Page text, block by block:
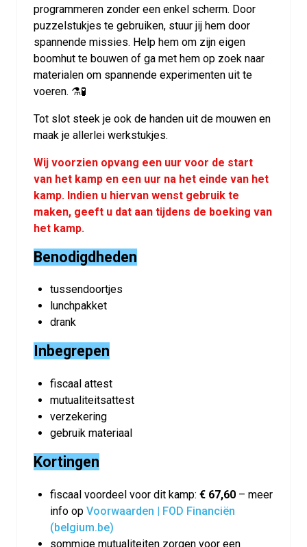
programmeren zonder een enkel scherm. Door
puzzelstukjes te gebruiken, stuur jij hem door
spannende missies. Help hem om zijn eigen
boomhut te bouwen of ga met hem op zoek naar
materialen om spannende experimenten uit te
voeren. ⚗🧪
Tot slot steek je ook de handen uit de mouwen en
maak je allerlei werkstukjes.
Wij voorzien opvang een uur voor de start
van het kamp en een uur na het einde van het
kamp. Indien u hiervan wenst gebruik te
maken, geeft u dat aan tijdens de boeking van
het kamp.
Benodigdheden
tussendoortjes
lunchpakket
drank
Inbegrepen
fiscaal attest
mutualiteitsattest
verzekering
gebruik materiaal
Kortingen
fiscaal voordeel voor dit kamp: € 67,60 – meer
info op Voorwaarden | FOD Financiën
(belgium.be)
sommige mutualiteiten zorgen voor een